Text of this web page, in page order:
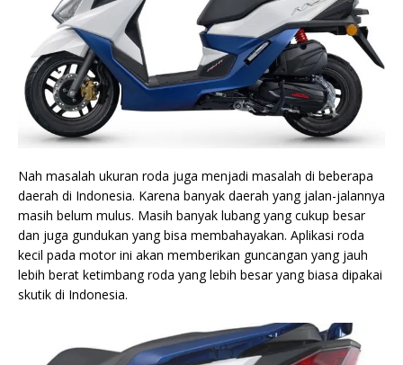
Nah masalah ukuran roda juga menjadi masalah di beberapa
daerah di Indonesia. Karena banyak daerah yang jalan-jalannya
masih belum mulus. Masih banyak lubang yang cukup besar
dan juga gundukan yang bisa membahayakan. Aplikasi roda
kecil pada motor ini akan memberikan guncangan yang jauh
lebih berat ketimbang roda yang lebih besar yang biasa dipakai
skutik di Indonesia.